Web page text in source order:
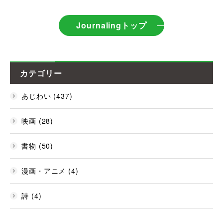
Journalingトップ
カテゴリー
あじわい (437)
映画 (28)
書物 (50)
漫画・アニメ (4)
詩 (4)